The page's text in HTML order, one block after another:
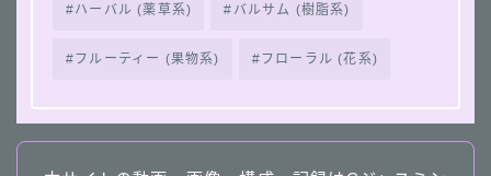
ハーバル (薬草系) バルサム (樹脂系)
フルーティー (果物系) フローラル (花系)